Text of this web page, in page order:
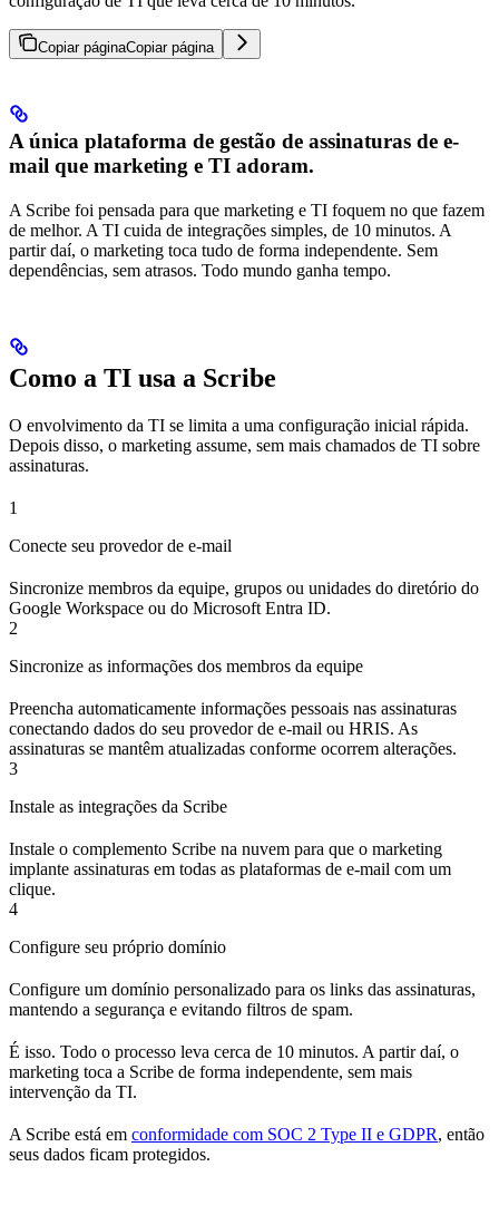
Copiar páginaCopiar página
A única plataforma de gestão de assinaturas de e-
mail que marketing e TI adoram.
A Scribe foi pensada para que marketing e TI foquem no que fazem
de melhor. A TI cuida de integrações simples, de 10 minutos. A
partir daí, o marketing toca tudo de forma independente. Sem
dependências, sem atrasos. Todo mundo ganha tempo.
Como a TI usa a Scribe
O envolvimento da TI se limita a uma configuração inicial rápida.
Depois disso, o marketing assume, sem mais chamados de TI sobre
assinaturas.
1
Conecte seu provedor de e-mail
Sincronize membros da equipe, grupos ou unidades do diretório do
Google Workspace ou do Microsoft Entra ID.
2
Sincronize as informações dos membros da equipe
Preencha automaticamente informações pessoais nas assinaturas
conectando dados do seu provedor de e-mail ou HRIS. As
assinaturas se mantêm atualizadas conforme ocorrem alterações.
3
Instale as integrações da Scribe
Instale o complemento Scribe na nuvem para que o marketing
implante assinaturas em todas as plataformas de e-mail com um
clique.
4
Configure seu próprio domínio
Configure um domínio personalizado para os links das assinaturas,
mantendo a segurança e evitando filtros de spam.
É isso. Todo o processo leva cerca de 10 minutos. A partir daí, o
marketing toca a Scribe de forma independente, sem mais
intervenção da TI.
A Scribe está em conformidade com SOC 2 Type II e GDPR, então
seus dados ficam protegidos.